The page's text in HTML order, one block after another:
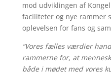
mod udviklingen af
faciliteter og nye rammer
oplevelsen for fans og
“Vores fælles værdier
rammerne for, at
både i mødet med vores